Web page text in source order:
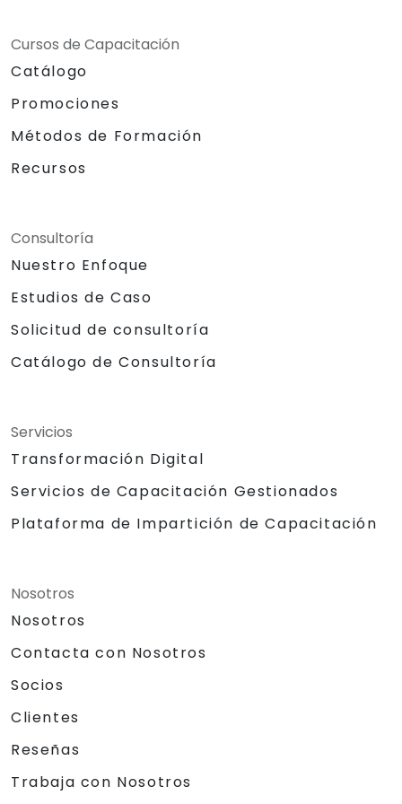
profesional del individuo.
Detalles Específicos:
personas.
Duración total diaria: 7 horas + 1 hora
instructor.
Juegos para fortalecer la
personalidad y la confianza.
real de ideas en un foro público.
presentaciones del segundo día.
escritura.
Insumos de escritura para los
Chocolates y otros obsequios para
Cursos de Capacitación
Catálogo
Promociones
Métodos de Formación
Recursos
Consultoría
Nuestro Enfoque
Estudios de Caso
Solicitud de consultoría
Catálogo de Consultoría
Servicios
Transformación Digital
Servicios de Capacitación Gestionados
Plataforma de Impartición de Capacitación
Nosotros
Nosotros
Contacta con Nosotros
Socios
Clientes
Reseñas
Trabaja con Nosotros